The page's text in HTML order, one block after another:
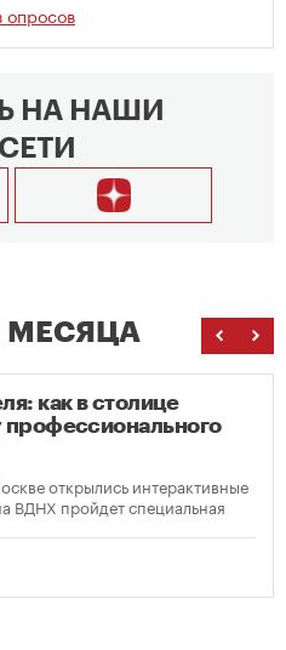
опросов
НА НАШИ
МЕСЯЦА
как в столице
профессионального
открылись интерактивные
ВДНХ пройдет специальная